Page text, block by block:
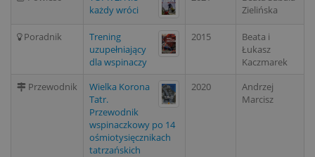
każdy wróci
Zielińska
Poradnik
Trening
uzupełniający
dla wspinaczy
2015
Beata i
Łukasz
Kaczmarek
Przewodnik
Wielka Korona
Tatr.
Przewodnik
wspinaczkowy po 14
ośmiotysięcznikach
tatrzańskich
2020
Andrzej
Marcisz